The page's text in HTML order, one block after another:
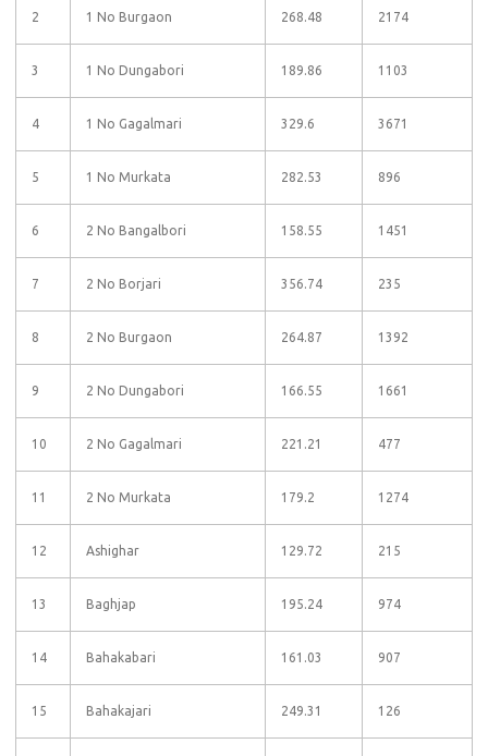
2 1 No Burgaon 268.48 2174
3 1 No Dungabori 189.86 1103
4 1 No Gagalmari 329.6 3671
5 1 No Murkata 282.53 896
6 2 No Bangalbori 158.55 1451
7 2 No Borjari 356.74 235
8 2 No Burgaon 264.87 1392
9 2 No Dungabori 166.55 1661
10 2 No Gagalmari 221.21 477
11 2 No Murkata 179.2 1274
12 Ashighar 129.72 215
13 Baghjap 195.24 974
14 Bahakabari 161.03 907
15 Bahakajari 249.31 126